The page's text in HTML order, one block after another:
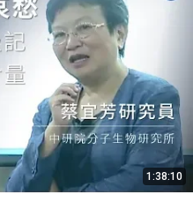
1:38:10